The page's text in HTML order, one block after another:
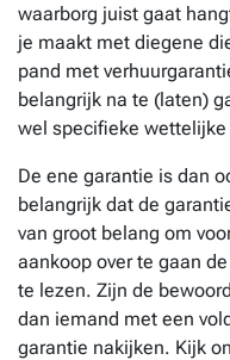
waarborg juist gaat
je maakt met diegene
pand met
belangrijk na te (laten)
wel specifieke
De ene garantie is dan
belangrijk dat de
van groot belang om
aankoop over te gaan
te lezen. Zijn de
dan iemand met een
garantie nakijken. Kijk